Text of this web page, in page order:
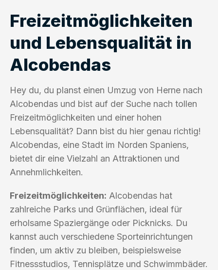
Freizeitmöglichkeiten
und Lebensqualität in
Alcobendas
Hey du, du planst einen Umzug von Herne nach
Alcobendas und bist auf der Suche nach tollen
Freizeitmöglichkeiten und einer hohen
Lebensqualität? Dann bist du hier genau richtig!
Alcobendas, eine Stadt im Norden Spaniens,
bietet dir eine Vielzahl an Attraktionen und
Annehmlichkeiten.
Freizeitmöglichkeiten: Alcobendas hat
zahlreiche Parks und Grünflächen, ideal für
erholsame Spaziergänge oder Picknicks. Du
kannst auch verschiedene Sporteinrichtungen
finden, um aktiv zu bleiben, beispielsweise
Fitnessstudios, Tennisplätze und Schwimmbäder.